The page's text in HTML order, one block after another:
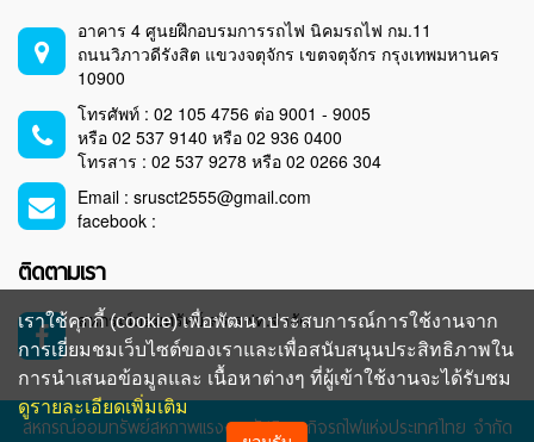
อาคาร 4 ศูนยฝึกอบรมการรถไฟ นิคมรถไฟ กม.11
ถนนวิภาวดีรังสิต แขวงจตุจักร เขตจตุจักร กรุงเทพมหานคร
10900
โทรศัพท์ : 02 105 4756 ต่อ 9001 - 9005
หรือ 02 537 9140 หรือ 02 936 0400
โทรสาร : 02 537 9278 หรือ 02 0266 304
Email : srusct2555@gmail.com
facebook :
ติดตามเรา
สหกรณ์ออมทรัพย์ สร.รฟท.จำกัด
สหกรณ์ออมทรัพย์สหภาพแรงงานรัฐวิสาหกิจรถไฟแห่งประเทศไทย จำกัด
เราใช้คุกกี้ (cookie) เพื่อพัฒนาประสบการณ์การใช้งานจาก
การเยี่ยมชมเว็บไซต์ของเราและเพื่อสนับสนุนประสิทธิภาพใน
การนำเสนอข้อมูลและ เนื้อหาต่างๆ ที่ผู้เข้าใช้งานจะได้รับชม
ดูรายละเอียดเพิ่มเติม